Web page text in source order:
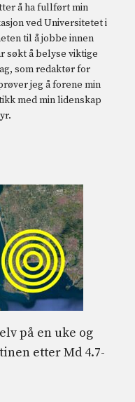
å ha fullført min
ved Universitetet i
til å jobbe innen
søkt å belyse viktige
som redaktør for
jeg å forene min
med min lidenskap
på en uke og
etter Md 4.7-